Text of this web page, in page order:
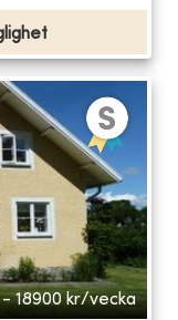
- 18900 kr/vecka